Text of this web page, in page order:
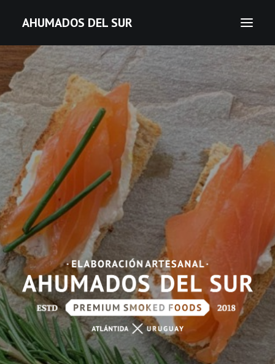
AHUMADOS DEL SUR
Salmón
Esturión
Pesca local ahumada
Pesca local artesanal
Join our Club